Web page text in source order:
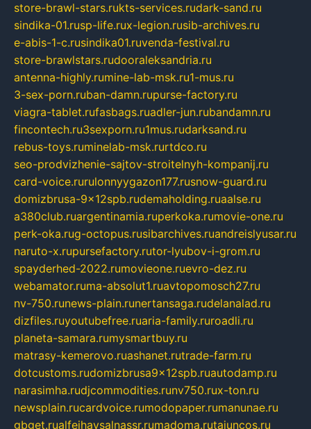
store-brawl-stars.rukts-services.rudark-sand.ru
sindika-01.rusp-life.rux-legion.rusib-archives.ru
e-abis-1-c.rusindika01.ruvenda-festival.ru
store-brawlstars.rudooraleksandria.ru
antenna-highly.rumine-lab-msk.ru1-mus.ru
3-sex-porn.ruban-damn.rupurse-factory.ru
viagra-tablet.rufasbags.ruadler-jun.rubandamn.ru
fincontech.ru3sexporn.ru1mus.rudarksand.ru
rebus-toys.ruminelab-msk.rurtdco.ru
seo-prodvizhenie-sajtov-stroitelnyh-kompanij.ru
card-voice.rurulonnyygazon177.rusnow-guard.ru
domizbrusa-9x12spb.rudemaholding.ruaalse.ru
a380club.ruargentinamia.ruperkoka.rumovie-one.ru
perk-oka.rug-octopus.rusibarchives.ruandreislyusar.ru
naruto-x.rupursefactory.rutor-lyubov-i-grom.ru
spayderhed-2022.rumovieone.ruevro-dez.ru
webamator.ruma-absolut1.ruavtopomosch27.ru
nv-750.runews-plain.runertansaga.rudelanalad.ru
dizfiles.ruyoutubefree.ruaria-family.ruroadli.ru
planeta-samara.rumysmartbuy.ru
matrasy-kemerovo.ruashanet.rutrade-farm.ru
dotcustoms.rudomizbrusa9x12spb.ruautodamp.ru
narasimha.rudjcommodities.runv750.rux-ton.ru
newsplain.rucardvoice.rumodopaper.rumanunae.ru
gbget.rualfeihavsalnassr.rumadoma.rutajuncos.ru